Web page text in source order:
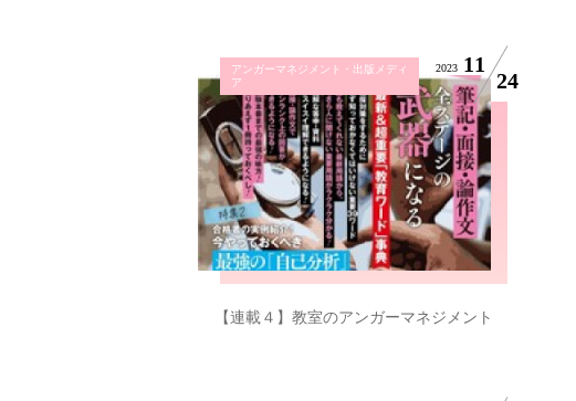
アンガーマネジメント・出版メディ
ア
2023 11
24
【連載４】教室のアンガーマネジメント